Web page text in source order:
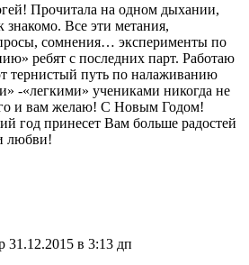
Прочитала на одном дыхании,
знакомо. Все эти метания,
сомнения… эксперименты по
ребят с последних парт. Работаю
тернистый путь по налаживанию
-«легкими» учениками никогда не
и вам желаю! С Новым Годом!
год принесет Вам больше радостей
любви!
31.12.2015 в 3:13 дп